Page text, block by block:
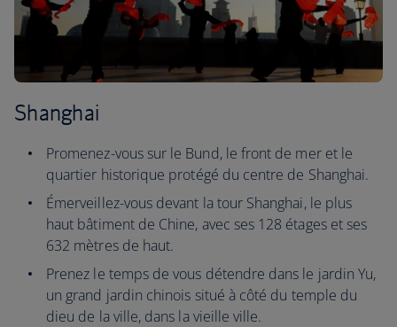
Shanghai
Promenez-vous sur le Bund, le front de mer et le
quartier historique protégé du centre de Shanghai.
Émerveillez-vous devant la tour Shanghai, le plus
haut bâtiment de Chine, avec ses 128 étages et ses
632 mètres de haut.
Prenez le temps de vous détendre dans le jardin Yu,
un grand jardin chinois situé à côté du temple du
dieu de la ville, dans la vieille ville.